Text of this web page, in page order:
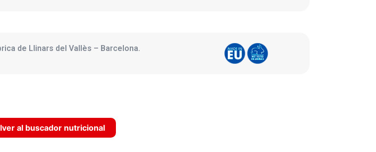
de Llinars del Vallès – Barcelona.
al buscador nutricional